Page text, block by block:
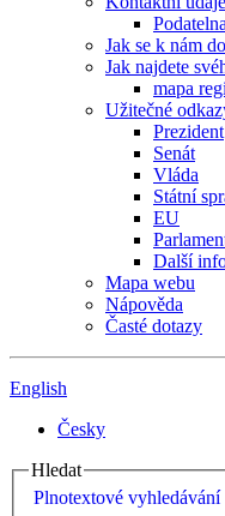
Podatelna
Jak se k nám
Jak najdete
mapa
Užitečné
Prezident
Senát
Vláda
Státní
EU
Další
Mapa webu
Nápověda
Časté dotazy
English
Česky
Hledat
Plnotextové vyhledávání